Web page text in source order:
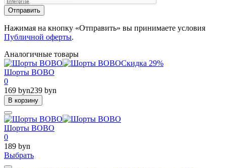
Отправить
Нажимая на кнопку «Отправить» вы принимаете условия
Публичной оферты.
Аналогичные товары
Скидка 29%
Шорты BOBO
0
169 byn239 byn
В корзину
Шорты BOBO
0
189 byn
Выбрать